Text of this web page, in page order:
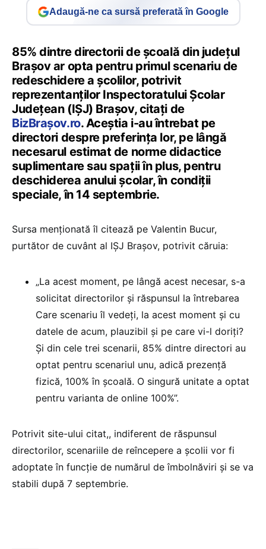
Adaugă-ne ca sursă preferată în Google
85% dintre directorii de școală din județul
Brașov ar opta pentru primul scenariu de
redeschidere a școlilor, potrivit
reprezentanților Inspectoratului Școlar
Județean (IȘJ) Brașov, citați de
BizBrașov.ro. Aceștia i-au întrebat pe
directori despre preferința lor, pe lângă
necesarul estimat de norme didactice
suplimentare sau spații în plus, pentru
deschiderea anului școlar, în condiții
speciale, în 14 septembrie.
Sursa menționată îl citează pe Valentin Bucur,
purtător de cuvânt al IȘJ Brașov, potrivit căruia:
„La acest moment, pe lângă acest necesar, s-a
solicitat directorilor și răspunsul la întrebarea
Care scenariu îl vedeți, la acest moment și cu
datele de acum, plauzibil și pe care vi-l doriți?
Și din cele trei scenarii, 85% dintre directori au
optat pentru scenariul unu, adică prezență
fizică, 100% în școală. O singură unitate a optat
pentru varianta de online 100%”.
Potrivit site-ului citat,, indiferent de răspunsul
directorilor, scenariile de reîncepere a școlii vor fi
adoptate în funcție de numărul de îmbolnăviri și se va
stabili după 7 septembrie.